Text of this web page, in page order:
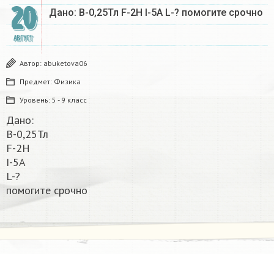
20
АВГУСТ
Дано: В-0,25Тл F-2H I-5A L-? помогите срочно​
Автор: abuketova06
Предмет: Физика
Уровень: 5 - 9 класс
Дано:
В-0,25Тл
F-2H
I-5A
L-?
помогите срочно​